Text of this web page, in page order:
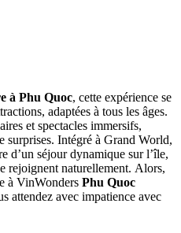
à Phu Quoc, cette expérience se
adaptées à tous les âges.
et spectacles immersifs,
surprises. Intégré à Grand World,
d’un séjour dynamique sur l’île,
rejoignent naturellement. Alors,
à VinWonders Phu Quoc
attendez avec impatience avec